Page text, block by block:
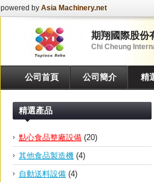
powered by Asia Machinery.net
期翔國際股份
Chi Cheung
公司首頁 公司簡介 精
精選產品
點心食品整廠設備 (20)
其他食品製造機 (4)
自動送料設備 (4)